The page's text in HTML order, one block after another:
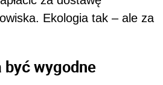
Ekologia tak – ale za
być wygodne